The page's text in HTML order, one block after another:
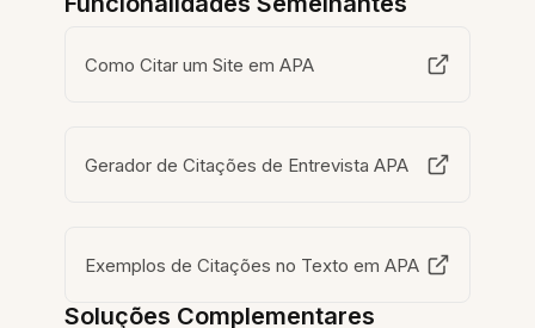
Como Citar um Site em APA
Gerador de Citações de Entrevista APA
Exemplos de Citações no Texto em APA
Soluções Complementares